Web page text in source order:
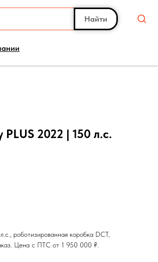
Найти
2022 | 150 л.с.
роботизированная коробка DCT,
Цена с ПТС от 1 950 000 ₽.